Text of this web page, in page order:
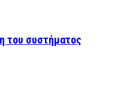
του συστήματος